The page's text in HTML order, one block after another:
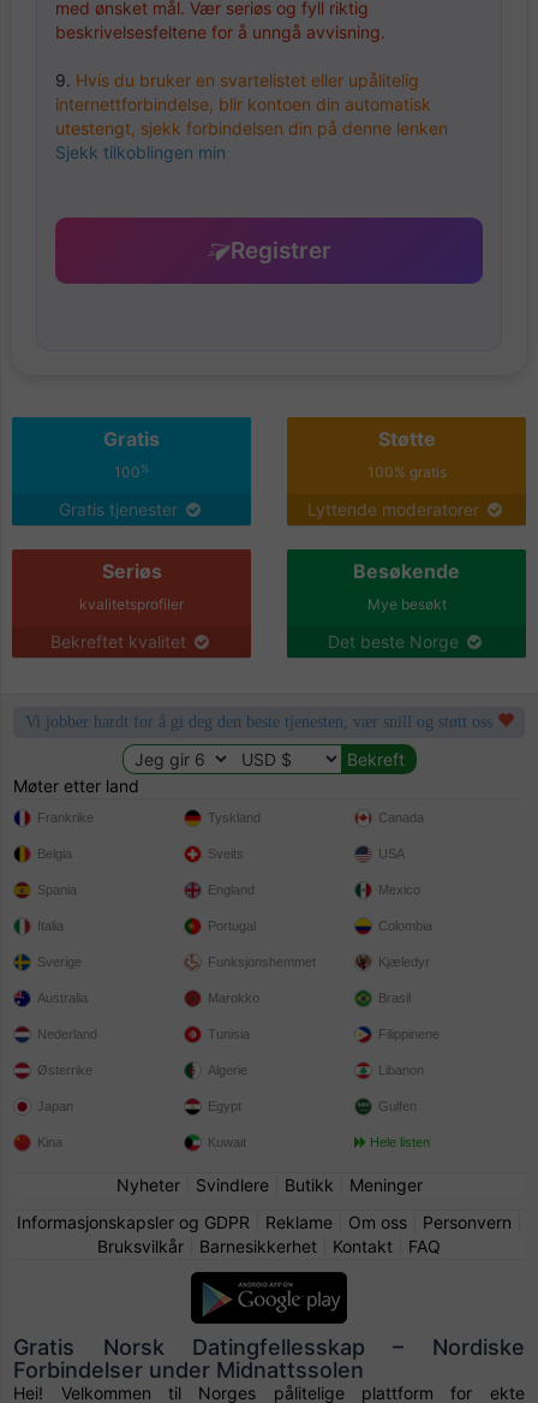
med ønsket mål. Vær seriøs og fyll riktig
beskrivelsesfeltene for å unngå avvisning.
9. Hvis du bruker en svartelistet eller upålitelig
internettforbindelse, blir kontoen din automatisk
utestengt, sjekk forbindelsen din på denne lenken
Sjekk tilkoblingen min
Registrer
Gratis
100%
Gratis tjenester
Støtte
100% gratis
Lyttende moderatorer
Seriøs
kvalitetsprofiler
Bekreftet kvalitet
Besøkende
Mye besøkt
Det beste Norge
Vi jobber hardt for å gi deg den beste tjenesten, vær snill og støtt oss
Møter etter land
Frankrike
Belgia
Spania
Italia
Sverige
Tyskland
Sveits
England
Portugal
Funksjonshemmet
Canada
USA
Mexico
Colombia
Kjæledyr
Australia
Nederland
Østerrike
Japan
Kina
Marokko
Tunisia
Algerie
Egypt
Kuwait
Brasil
Filippinene
Libanon
Gulfen
Hele listen
Nyheter| Svindlere| Butikk
Meninger
Informasjonskapsler og GDPR
Reklame| Om oss| Personvern
Bruksvilkår
Barnesikkerhet Kontakt FAQ
Gratis Norsk Datingfellesskap – Nordiske
Forbindelser under Midnattssolen
Hei! Velkommen til Norges pålitelige plattform for ekte